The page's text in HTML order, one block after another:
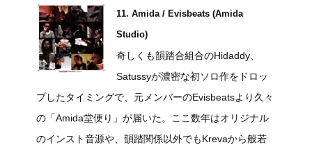
11. Amida / Evisbeats (Amida
Studio)
奇しくも韻踏合組合のHidaddy、
Satussyが濃密な初ソロ作をドロッ
プしたタイミングで、元メンバーのEvisbeatsより久々
の「Amida堂便り」が届いた。ここ数年はオリジナル
のインスト音源や、韻踏関係以外でもKrevaから般若